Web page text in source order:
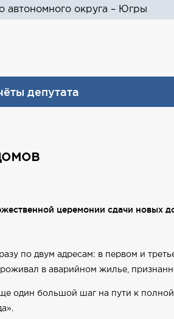
автономного округа – Югры
депутата
церемонии сдачи новых
по двум адресам: в первом и
в аварийном жилье,
один большой шаг на пути к